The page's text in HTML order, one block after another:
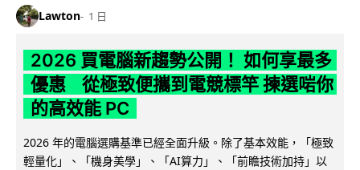
Lawton 1 日
2026 買電腦新趨勢公開！ 如何享最多
優惠 從極致便攜到電競標竿 揀選啱你
的高效能 PC
2026 年的電腦選購基準已經全面升級。除了基本效能，「極致
輕量化」、「機身美學」、「AI算力」、「前瞻技術加持」以